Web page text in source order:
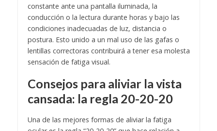
constante ante una pantalla iluminada, la
conducción o la lectura durante horas y bajo las
condiciones inadecuadas de luz, distancia o
postura. Esto unido a un mal uso de las gafas o
lentillas correctoras contribuirá a tener esa molesta
sensación de fatiga visual.
Consejos para aliviar la vista
cansada: la regla 20-20-20
Una de las mejores formas de aliviar la fatiga